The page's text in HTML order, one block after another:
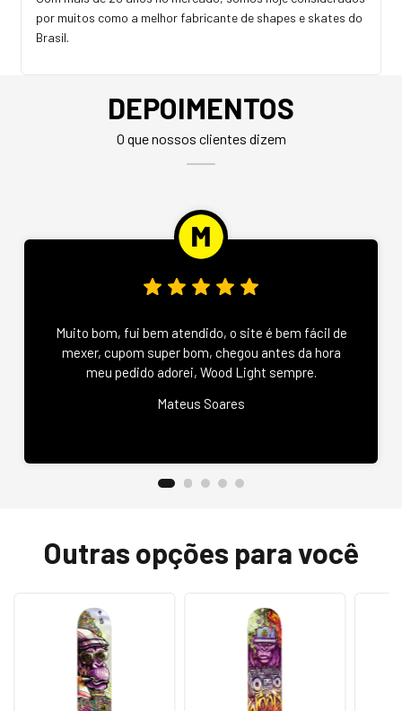
por muitos como a melhor fabricante de shapes e skates do
Brasil.
DEPOIMENTOS
O que nossos clientes dizem
Muito bom, fui bem atendido, o site é bem fácil de
mexer, cupom super bom, chegou antes da hora
meu pedido adorei, Wood Light sempre.
Mateus Soares
Outras opções para você